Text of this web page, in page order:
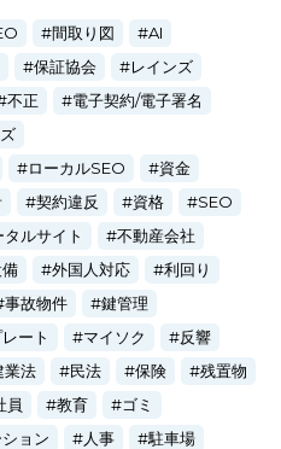
間取り図
AI
保証協会
レインズ
不正
電子契約/電子署名
ローカルSEO
資金
契約違反 資格
SEO
タルサイト
不動産会社
外国人対応
利回り
事故物件
鍵管理
ート マイソク
反響
業法 民法 保険
残置物
員 教育
ゴミ
ョン 人事
駐車場